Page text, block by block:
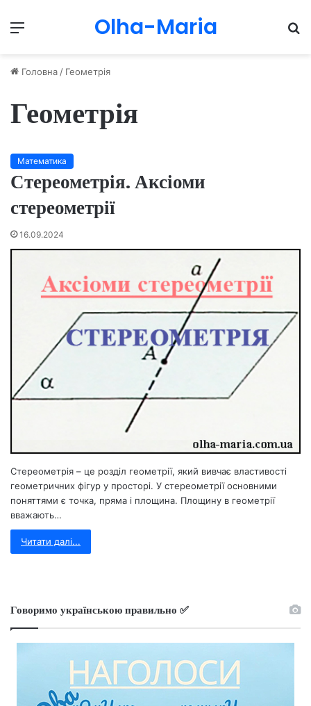
Menu Olha-Maria
Головна / Геометрія
Геометрія
Математика
Стереометрія. Аксіоми
стереометрії
16.09.2024
Стереометрія – це розділ геометрії, який вивчає властивості
геометричних фігур у просторі. У стереометрії основними
поняттями є точка, пряма і площина. Площину в геометрії
вважають…
Читати далі...
Говоримо українською правильно ✅